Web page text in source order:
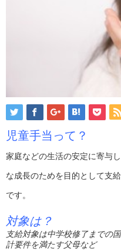
児童手当って？
家庭などの生活の安定に寄与
な成長のためを目的として支
です。
対象は？
支給対象は中学校修了までの
計要件を満たす父母など